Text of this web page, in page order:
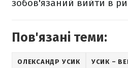
зобов'язаний вийти в
Пов'язані теми:
ОЛЕКСАНДР УСИК УСИК –